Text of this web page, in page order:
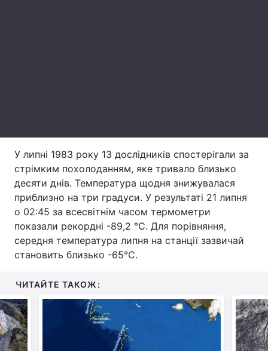
Тема оформлення
У липні 1983 року 13 дослідників спостерігали за
стрімким похолоданням, яке тривало близько
десяти днів. Температура щодня знижувалася
приблизно на три градуси. У результаті 21 липня
о 02:45 за всесвітнім часом термометри
показали рекордні -89,2 °C. Для порівняння,
середня температура липня на станції зазвичай
становить близько -65°C.
ЧИТАЙТЕ ТАКОЖ: